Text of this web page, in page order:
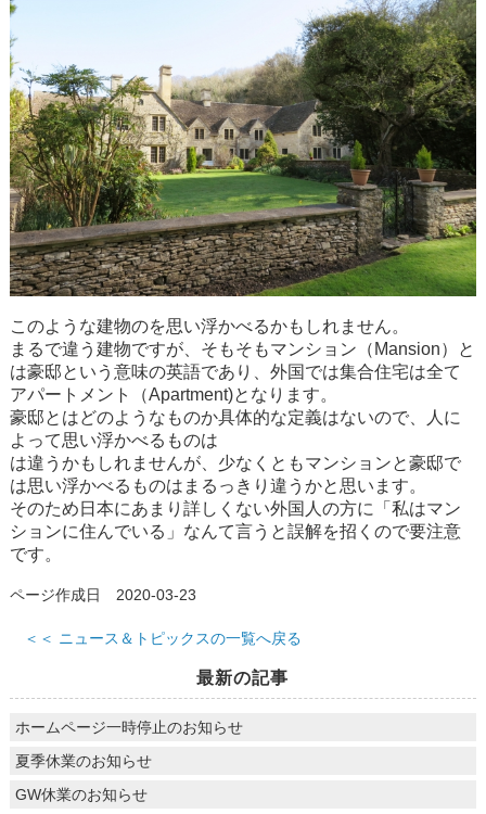
このような建物のを思い浮かべるかもしれません。
まるで違う建物ですが、そもそもマンション（Mansion）と
は豪邸という意味の英語であり、外国では集合住宅は全て
アパートメント（Apartment)となります。
豪邸とはどのようなものか具体的な定義はないので、人に
よって思い浮かべるものは
は違うかもしれませんが、少なくともマンションと豪邸で
は思い浮かべるものはまるっきり違うかと思います。
そのため日本にあまり詳しくない外国人の方に「私はマン
ションに住んでいる」なんて言うと誤解を招くので要注意
です。
ページ作成日 2020-03-23
＜＜ ニュース＆トピックスの一覧へ戻る
最新の記事
ホームページ一時停止のお知らせ
夏季休業のお知らせ
GW休業のお知らせ